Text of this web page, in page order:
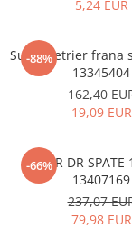
TIGRA-B 2004-2009
prezent
S-CROSS HYBRID
VITARA 2015-
VITARA Hybrid
VITARA Strong
prezent
eVitara 2025-
5,24 EUR
-88%
Suport etrier frana
13345404
162,40
19,09 EUR
-66%
ETRIER DR
13407169
237,07
79,98 EUR